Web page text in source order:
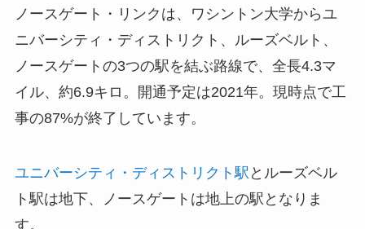
ノースゲート・リンクは、ワシントン大学からユ
ニバーシティ・ディストリクト、ルーズベルト、
ノースゲートの3つの駅を結ぶ路線で、全長4.3マ
イル、約6.9キロ。開通予定は2021年。現時点で工
事の87%が終了しています。
ユニバーシティ・ディストリクト駅 とルーズベル
ト駅は地下、ノースゲートは地上の駅となりま
す。